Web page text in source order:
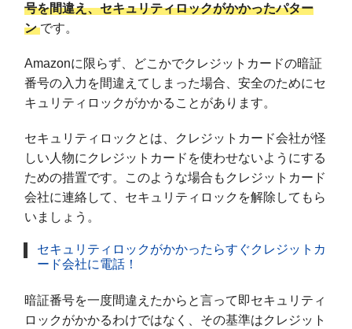
号を間違え、セキュリティロックがかかったパター
ン です。
Amazonに限らず、どこかでクレジットカードの暗証
番号の入力を間違えてしまった場合、安全のためにセ
キュリティロックがかかることがあります。
セキュリティロックとは、クレジットカード会社が怪
しい人物にクレジットカードを使わせないようにする
ための措置です。このような場合もクレジットカード
会社に連絡して、セキュリティロックを解除してもら
いましょう。
セキュリティロックがかかったらすぐクレジットカ
ード会社に電話！
暗証番号を一度間違えたからと言って即セキュリティ
ロックがかかるわけではなく、その基準はクレジット